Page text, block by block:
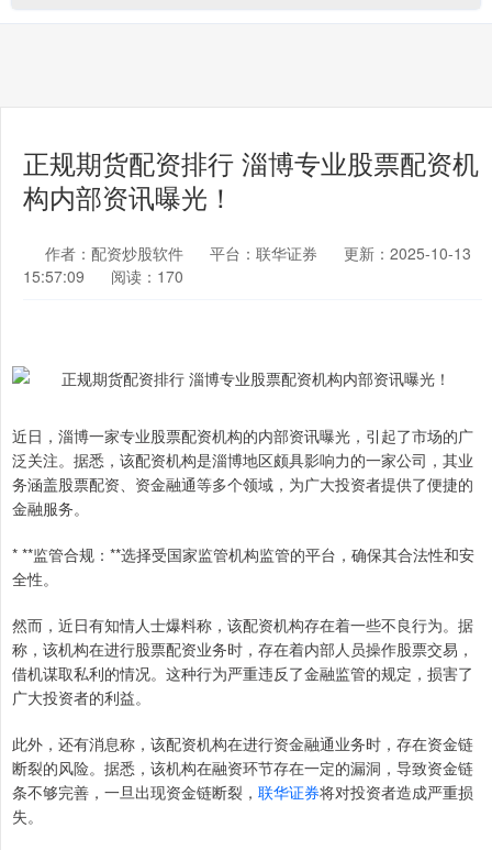
正规期货配资排行 淄博专业股票配资机
构内部资讯曝光！
作者：配资炒股软件 平台：联华证券
更新：2025-10-13
15:57:09
阅读：170
近日，淄博一家专业股票配资机构的内部资讯曝光，引起了市场的广
泛关注。据悉，该配资机构是淄博地区颇具影响力的一家公司，其业
务涵盖股票配资、资金融通等多个领域，为广大投资者提供了便捷的
金融服务。
* **监管合规：**选择受国家监管机构监管的平台，确保其合法性和安
全性。
然而，近日有知情人士爆料称，该配资机构存在着一些不良行为。据
称，该机构在进行股票配资业务时，存在着内部人员操作股票交易，
借机谋取私利的情况。这种行为严重违反了金融监管的规定，损害了
广大投资者的利益。
此外，还有消息称，该配资机构在进行资金融通业务时，存在资金链
断裂的风险。据悉，该机构在融资环节存在一定的漏洞，导致资金链
条不够完善，一旦出现资金链断裂， 联华证券将对投资者造成严重损
失。